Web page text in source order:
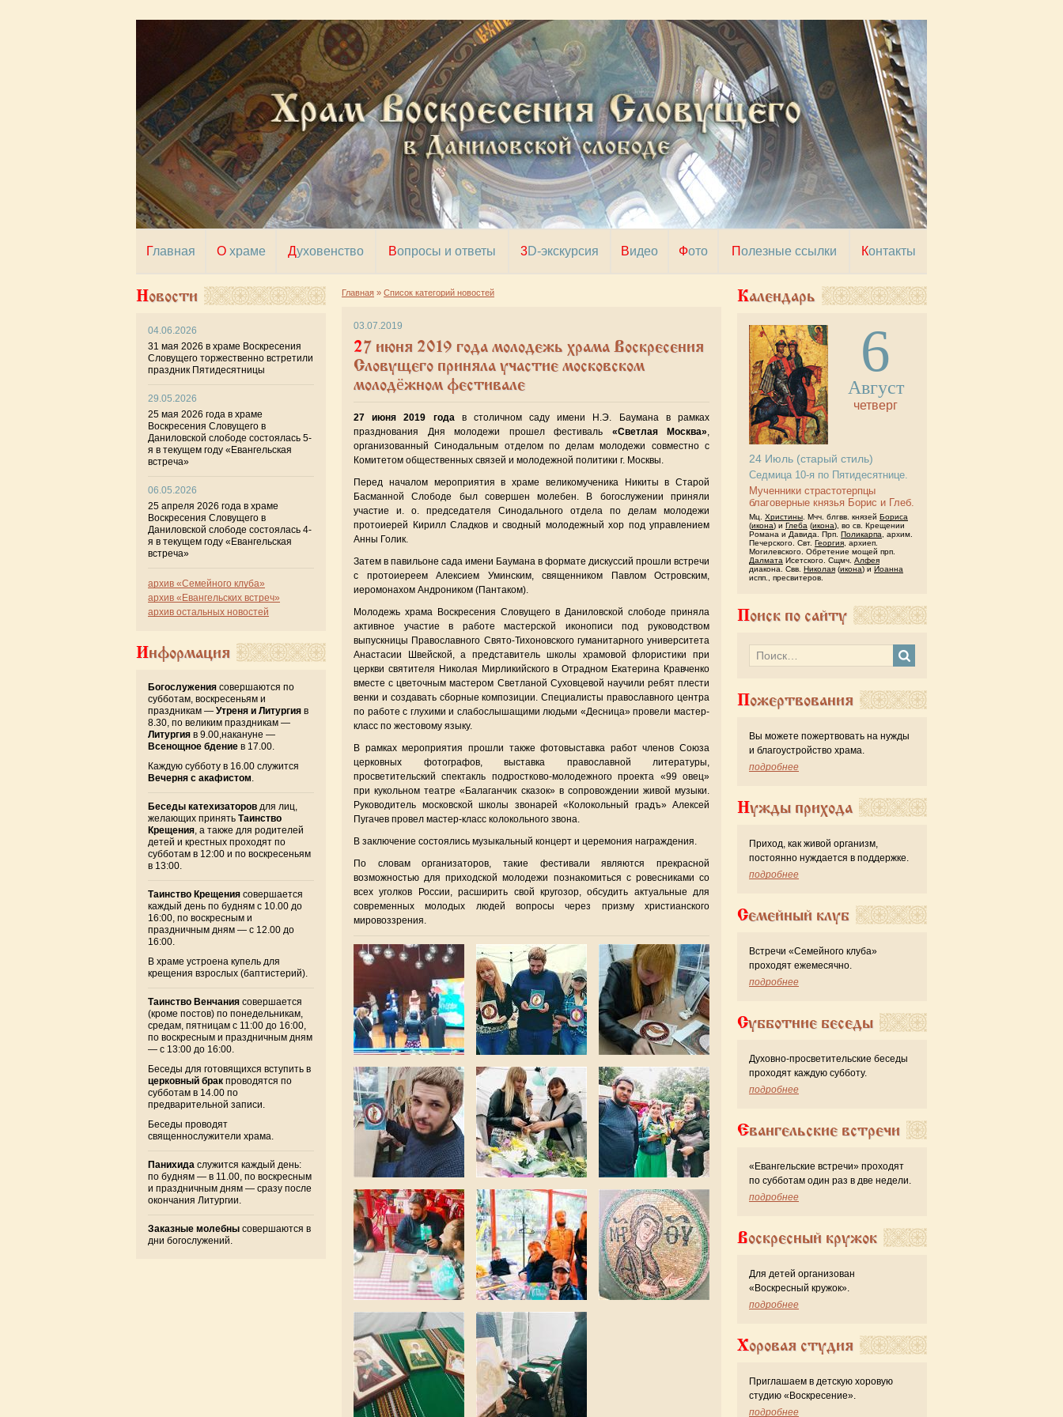
Главная О храме Духовенство Вопросы и ответы 3D-экскурсия Видео Фото Полезные ссылки Контакты
Главная » Список категорий новостей
03.07.2019
27 июня 2019 года молодежь храма Воскресения
Словущего приняла участие московском
молодёжном фестивале
27 июня 2019 годав столичном саду имени Н.Э. Баумана в рамках
празднования Дня молодежи прошел фестиваль «Светлая Москва»,
организованный Синодальным отделом по делам молодежи совместно с
Комитетом общественных связей и молодежной политики г. Москвы.
Перед началом мероприятия в храме великомученика Никиты в Старой
Басманной Слободе был совершен молебен. В богослужении приняли
участие и. о. председателя Синодального отдела по делам молодежи
протоиерей Кирилл Сладков и сводный молодежный хор под управлением
Анны Голик.
Затем в павильоне сада имени Баумана в формате дискуссий прошли встречи
с протоиереем Алексием Уминским, священником Павлом Островским,
иеромонахом Андроником (Пантаком).
Молодежь храма Воскресения Словущего в Даниловской слободе приняла
активное участие в работе мастерской иконописи под руководством
выпускницы Православного Свято-Тихоновского гуманитарного университета
Анастасии Швейской, а представитель школы храмовой флористики при
церкви святителя Николая Мирликийского в Отрадном Екатерина Кравченко
вместе с цветочным мастером Светланой Суховцевой научили ребят плести
венки и создавать сборные композиции. Специалисты православного центра
по работе с глухими и слабослышащими людьми «Десница» провели мастер-
класс по жестовому языку.
В рамках мероприятия прошли также фотовыставка работ членов Союза
церковных фотографов, выставка православной литературы,
просветительский спектакль подростково-молодежного проекта «99 овец»
при кукольном театре «Балаганчик сказок» в сопровождении живой музыки.
Руководитель московской школы звонарей «Колокольный градъ» Алексей
Пугачев провел мастер-класс колокольного звона.
В заключение состоялись музыкальный концерт и церемония награждения.
По словам организаторов, такие фестивали являются прекрасной
возможностью для приходской молодежи познакомиться с ровесниками со
всех уголков России, расширить свой кругозор, обсудить актуальные для
современных молодых людей вопросы через призму христианского
мировоззрения.
Новости
04.06.2026
31 мая 2026 в храме Воскресения
Словущего торжественно встретили
праздник Пятидесятницы
29.05.2026
25 мая 2026 года в храме
Воскресения Словущего в
Даниловской слободе состоялась 5-
я в текущем году «Евангельская
встреча»
06.05.2026
25 апреля 2026 года в храме
Воскресения Словущего в
Даниловской слободе состоялась 4-
я в текущем году «Евангельская
встреча»
архив «Семейного клуба»
архив «Евангельских встреч»
архив остальных новостей
Информация
Богослужения совершаются по
субботам, воскресеньям и
праздникам — Утреня и Литургия в
8.30, по великим праздникам —
Литургия в 9.00,накануне —
Всенощное бдение в 17.00.
Каждую субботу в 16.00 служится
Вечерня с акафистом.
Беседы катехизаторов для лиц,
желающих принять Таинство
Крещения, а также для родителей
детей и крестных проходят по
субботам в 12:00 и по воскресеньям
в 13:00.
Таинство Крещения совершается
каждый день по будням с 10.00 до
16:00, по воскресным и
праздничным дням — с 12.00 до
16:00.
В храме устроена купель для
крещения взрослых (баптистерий).
Таинство Венчания совершается
(кроме постов) по понедельникам,
средам, пятницам с 11:00 до 16:00,
по воскресным и праздничным дням
— с 13:00 до 16:00.
Беседы для готовящихся вступить в
церковный брак проводятся по
субботам в 14.00 по
предварительной записи.
Беседы проводят
священнослужители храма.
Панихида служится каждый день:
по будням — в 11.00, по воскресным
и праздничным дням — сразу после
окончания Литургии.
Заказные молебны совершаются в
дни богослужений.
Календарь
6
Август
четверг
24 Июль (старый стиль)
Седмица 10-я по Пятидесятнице.
Мученники страстотерпцы
благоверные князья Борис и Глеб.
Мц. Христины . Мчч. блгвв. князей Бориса
(икона) и Глеба (икона), во св. Крещении
Романа и Давида. Прп. Поликарпа , архим.
Печерского. Свт. Георгия , архиеп.
Могилевского. Обретение мощей прп.
Далмата Исетского. Сщмч. Алфея
диакона. Свв. Николая (икона) и Иоанна
испп., пресвитеров.
Поиск по сайту
Пожертвования
Вы можете пожертвовать на нужды
и благоустройство храма.
подробнее
Нужды прихода
Приход, как живой организм,
постоянно нуждается в поддержке.
подробнее
Семейный клуб
Встречи «Семейного клуба»
проходят ежемесячно.
подробнее
Субботние беседы
Духовно-просветительские беседы
проходят каждую субботу.
подробнее
Евангельские встречи
«Евангельские встречи» проходят
по субботам один раз в две недели.
подробнее
Воскресный кружок
Для детей организован
«Воскресный кружок».
подробнее
Хоровая студия
Приглашаем в детскую хоровую
студию «Воскресение».
подробнее